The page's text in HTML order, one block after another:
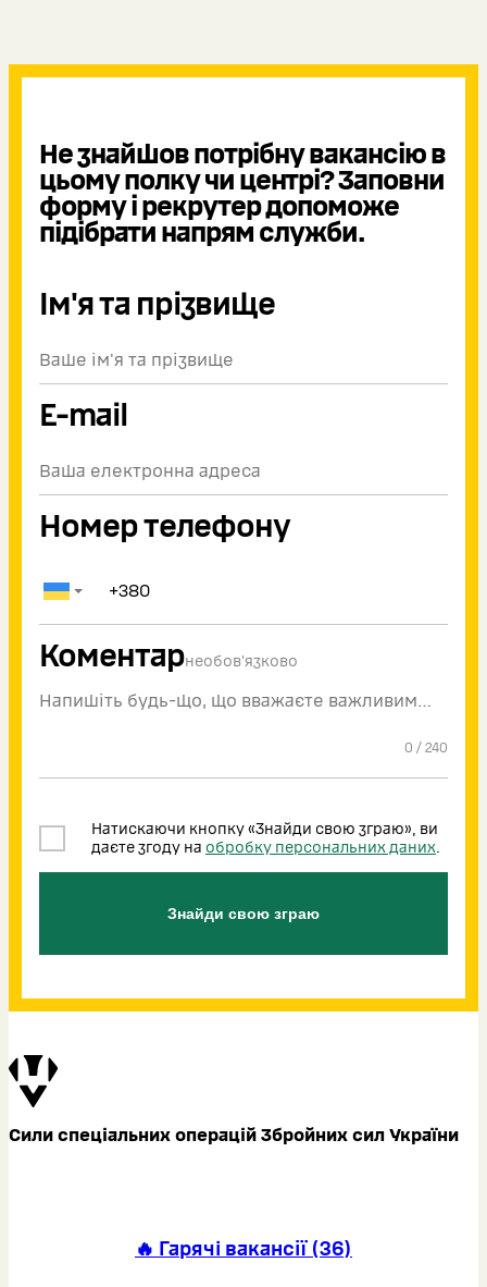
Не знайшов потрібну вакансію в
цьому полку чи центрі? Заповни
форму і рекрутер допоможе
підібрати напрям служби.
Ім'я та прізвище
E-mail
Номер телефону
Коментарнеобов'язково
0 / 240
Натискаючи кнопку «Знайди свою зграю», ви
даєте згоду на обробку персональних даних.
Знайди свою зграю
Сили спеціальних операцій Збройних сил України
🔥 Гарячі вакансії(36)